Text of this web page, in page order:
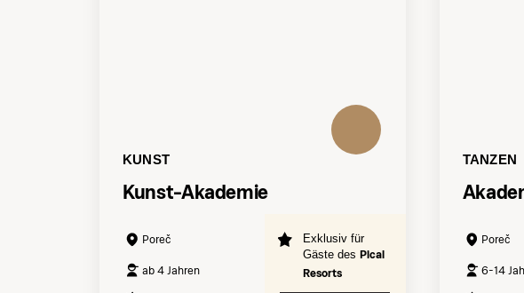
KUNST
Kunst-Akademie
Poreč
ab 4 Jahren
Exklusiv für
Gäste des Pical
Resorts
TANZEN
Poreč
6-14